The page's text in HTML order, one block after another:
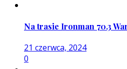
Na trasie Ironman 70.3
21 czerwca, 2024
0